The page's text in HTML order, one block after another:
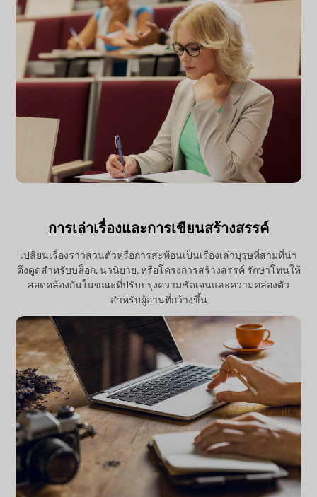
การเล่าเรื่องและการเขียนสร้างสรรค์
เปลี่ยนเรื่องราวส่วนตัวหรือการสะท้อนเป็นเรื่องเล่าบุรุษที่สามที่น่า
ดึงดูดสำหรับบล็อก, นวนิยาย, หรือโครงการสร้างสรรค์ รักษาโทนให้
สอดคล้องกันในขณะที่ปรับปรุงความชัดเจนและความคล่องตัว
สำหรับผู้อ่านที่กว้างขึ้น